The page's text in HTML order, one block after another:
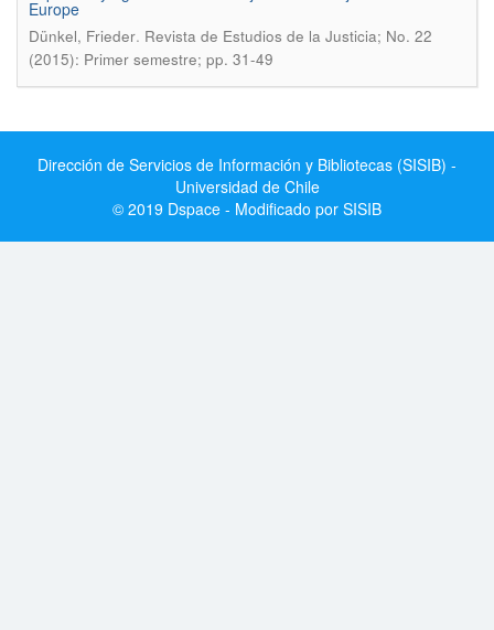
Europe
Dünkel, Frieder. Revista de Estudios de la Justicia; No. 22
(2015): Primer semestre; pp. 31-49
Dirección de Servicios de Información y Bibliotecas (SISIB) -
Universidad de Chile
© 2019 Dspace - Modificado por SISIB